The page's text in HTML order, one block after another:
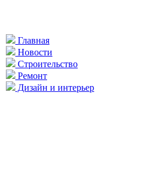
Главная
Новости
Строительство
Ремонт
Дизайн и интерьер